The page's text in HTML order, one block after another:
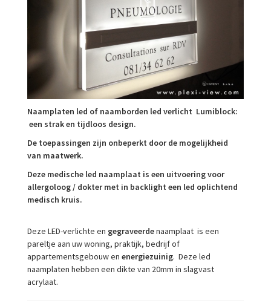
Naamplaten led of naamborden led verlicht Lumiblock:
een strak en tijdloos design.
De toepassingen zijn onbeperkt door de mogelijkheid
van maatwerk.
Deze medische led naamplaat is een uitvoering voor
allergoloog / dokter met in backlight een led oplichtend
medisch kruis.
Deze LED-verlichte en gegraveerdenaamplaat is een
pareltje aan uw woning, praktijk, bedrijf of
appartementsgebouw en energiezuinig. Deze led
naamplaten hebben een dikte van 20mm in slagvast
acrylaat.